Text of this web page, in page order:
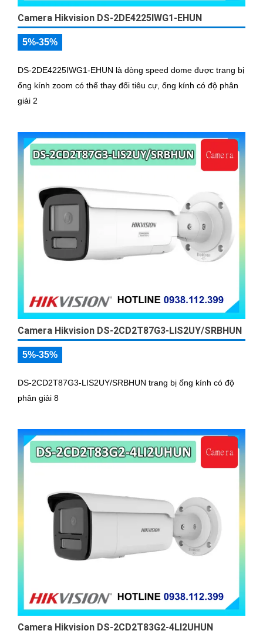
Camera Hikvision DS-2DE4225IWG1-EHUN
5%-35%
DS-2DE4225IWG1-EHUN là dòng speed dome được trang bị
ống kính zoom có thể thay đổi tiêu cự, ống kính có độ phân
giải 2
Camera Hikvision DS-2CD2T87G3-LIS2UY/SRBHUN
5%-35%
DS-2CD2T87G3-LIS2UY/SRBHUN trang bị ống kính có độ
phân giải 8
Camera Hikvision DS-2CD2T83G2-4LI2UHUN